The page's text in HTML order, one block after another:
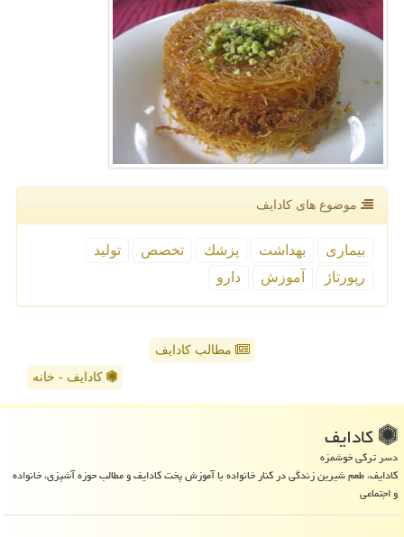
موضوع های كادایف
بیماری بهداشت پزشك تخصص
تولید
رپورتاژ
آموزش دارو
مطالب کادایف
کادایف - خانه
كادایف
دسر ترکی خوشمزه
کادایف، طعم شیرین زندگی در کنار خانواده با آموزش پخت کادایف و مطالب حوزه آشپزی، خانواده
و اجتماعی